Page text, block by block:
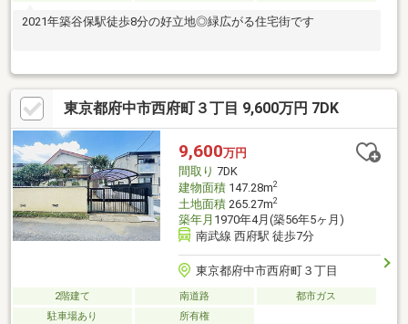
2021年築谷保駅徒歩8分の好立地◎緑広がる住宅街です
東京都府中市西府町３丁目 9,600万円 7DK
9,600万円
間取り 7DK
建物面積147.28m2
土地面積265.27m2
築年月 1970年4月(築56年5ヶ月)
南武線 西府駅 徒歩7分
東京都府中市西府町３丁目
2階建て 南道路
都市ガス
駐車場あり
所有権